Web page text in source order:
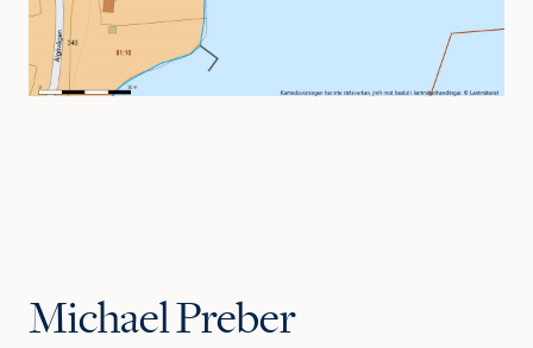
Michael Preber